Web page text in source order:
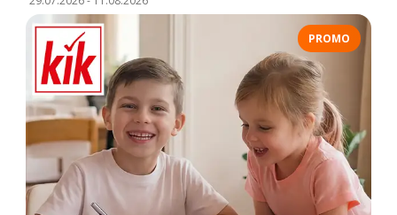
PROMO